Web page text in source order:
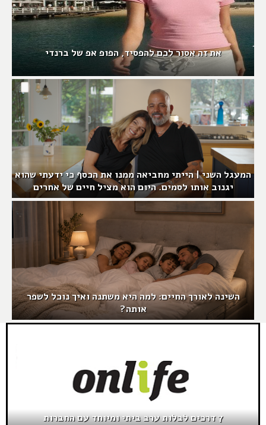
את זה אסור לכם להפסיד, הפופ אפ של ברנדי
המעגל השני | הייתי מחביאה ממנו את הכסף כי ידעתי שהוא
יגנוב אותו לסמים. היום הוא מציל חיים של אחרים
השינה לאורך החיים: למה היא משתנה ואיך נוכל לשפר
אותה?
7 דרכים לבלות ערב ביתי ומיוחד עם החברות